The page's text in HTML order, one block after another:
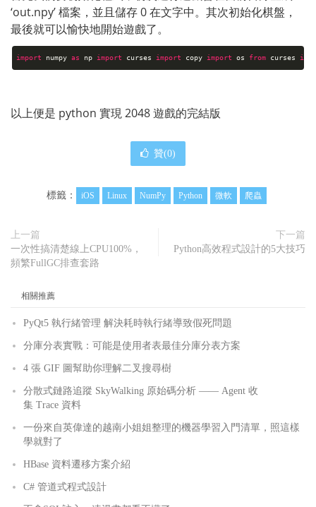
‘out.npy’ 檔案，並且儲存 0 在文字中。其次初始化棋盤，
最後就可以愉快地開始遊戲了。
import numpyas np import curses import copy import os from curses
以上便是 python 實現 2048 遊戲的完結版
贊(0)
標籤： iOS Linux NumPy Python 微軟 爬蟲
上一篇
一次性搞清楚線上CPU100%，
頻繁FullGC排查套路
下一篇
Python高效程式設計的5大技巧
相關推薦
PyQt5 執行緒管理 解決耗時執行緒導致假死問題
分庫分表實戰：可能是使用者表最佳分庫分表方案
4 張 GIF 圖幫助你理解二叉搜尋樹
分散式鏈路追蹤 SkyWalking 原始碼分析 —— Agent 收
集 Trace 資料
一份來自英偉達的越南小姐姐整理的機器學習入門清單，照這樣
學就對了
HBase 資料遷移方案介紹
C# 管道式程式設計